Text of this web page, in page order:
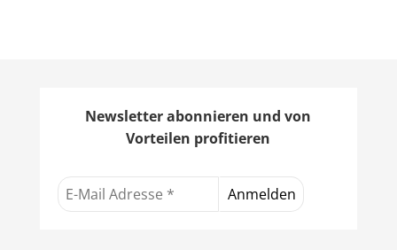
Newsletter abonnieren und von
Vorteilen profitieren